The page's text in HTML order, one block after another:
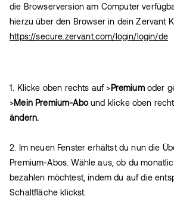
die Browserversion am Computer
hierzu über den Browser in dein Zervant
https://secure.zervant.com/login/login/de
1. Klicke oben rechts auf >Premiumoder
>Mein Premium-Abound klicke oben
ändern.
2. Im neuen Fenster erhältst du nun die
Premium-Abos. Wähle aus, ob du
bezahlen möchtest, indem du auf die
Schaltfläche klickst.